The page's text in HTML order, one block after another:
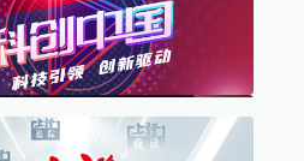
[基金焦点]